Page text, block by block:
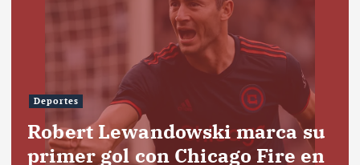
Deportes
Robert Lewandowski marca su
primer gol con Chicago Fire en